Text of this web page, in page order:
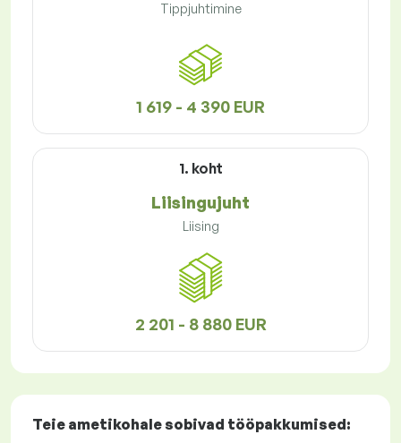
Tippjuhtimine
1 619 - 4 390 EUR
1. koht
Liisingujuht
Liising
2 201 - 8 880 EUR
Teie ametikohale sobivad tööpakkumised: